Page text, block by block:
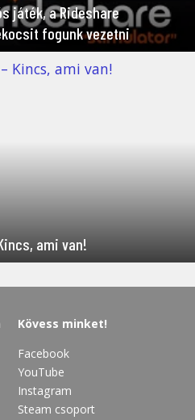
játék, a Rideshare
fogunk vezetni
ami van!
Kövess minket!
Facebook
YouTube
Instagram
Steam csoport